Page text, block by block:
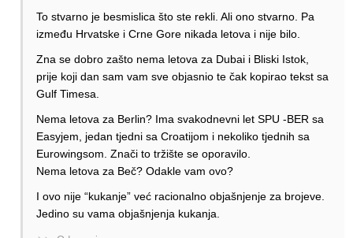
To stvarno je besmislica što ste rekli. Ali ono stvarno. Pa
između Hrvatske i Crne Gore nikada letova i nije bilo.
Zna se dobro zašto nema letova za Dubai i Bliski Istok,
prije koji dan sam vam sve objasnio te čak kopirao tekst sa
Gulf Timesa.
Nema letova za Berlin? Ima svakodnevni let SPU -BER sa
Easyjem, jedan tjedni sa Croatijom i nekoliko tjednih sa
Eurowingsom. Znači to tržište se oporavilo.
Nema letova za Beč? Odakle vam ovo?
I ovo nije “kukanje” već racionalno objašnjenje za brojeve.
Jedino su vama objašnjenja kukanja.